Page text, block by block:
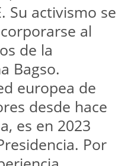
Su activismo se
al
de la
Bagso.
europea de
desde hace
es en 2023
Por